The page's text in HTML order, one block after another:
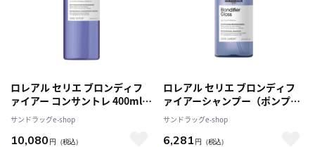
ロレアル セリエ ブロンディフ
ァイアー コンサントレ 400ml
[2個セット]
サンドラッグe-shop
10,080 円 （税込）
ロレアル セリエ ブロンディフ
ァイアーシャンプー（ポンプ付
き） 1500ml
サンドラッグe-shop
6,281 円 （税込）